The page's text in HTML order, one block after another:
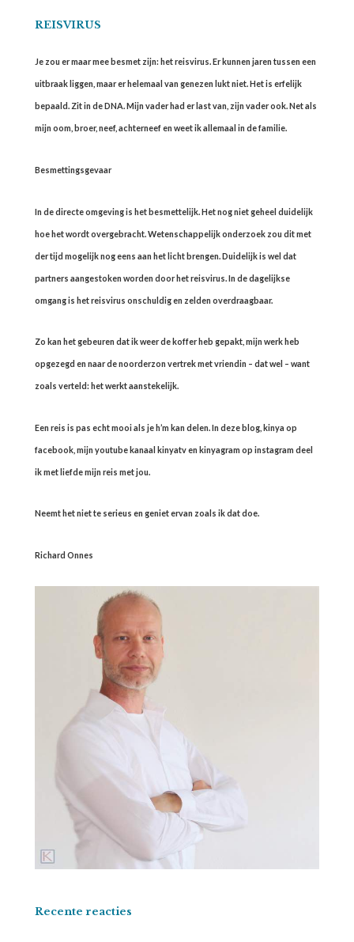
REISVIRUS
Je zou er maar mee besmet zijn: het reisvirus. Er kunnen jaren tussen een
uitbraak liggen, maar er helemaal van genezen lukt niet. Het is erfelijk
bepaald. Zit in de DNA. Mijn vader had er last van, zijn vader ook. Net als
mijn oom, broer, neef, achterneef en weet ik allemaal in de familie.
Besmettingsgevaar
In de directe omgeving is het besmettelijk. Het nog niet geheel duidelijk
hoe het wordt overgebracht. Wetenschappelijk onderzoek zou dit met
der tijd mogelijk nog eens aan het licht brengen. Duidelijk is wel dat
partners aangestoken worden door het reisvirus. In de dagelijkse
omgang is het reisvirus onschuldig en zelden overdraagbaar.
Zo kan het gebeuren dat ik weer de koffer heb gepakt, mijn werk heb
opgezegd en naar de noorderzon vertrek met vriendin – dat wel – want
zoals verteld: het werkt aanstekelijk.
Een reis is pas echt mooi als je h’m kan delen. In deze blog, kinya op
facebook, mijn youtube kanaal kinyatv en kinyagram op instagram deel
ik met liefde mijn reis met jou.
Neemt het niet te serieus en geniet ervan zoals ik dat doe.
Richard Onnes
Recente reacties